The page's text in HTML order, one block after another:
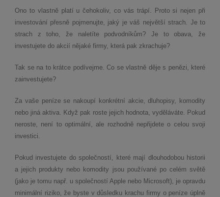
Ono to vlastně platí u čehokoliv, co vás trápí. Proto si nejen při
investování přesně pojmenujte, jaký je váš největší strach. Je to
strach z toho, že naletíte podvodníkům? Je to obava, že
investujete do akcií nějaké firmy, která pak zkrachuje?
Tak se na to krátce podívejme. Co se vlastně děje s penězi, které
zainvestujete?
Za vaše peníze se nakoupí konkrétní akcie, dluhopisy, komodity
nebo jiná aktiva. Když pak roste jejich hodnota, vyděláváte. Pokud
neroste, není to optimální, ale rozhodně nepřijdete o celou svoji
investici.
Pokud investujete do společností, které mají dlouhodobou historii
a jejich produkty nebo komodity jsou používané po celém světě
(jako je tomu např. u společností Apple nebo Microsoft), je opravdu
minimální riziko, že byste v důsledku krachu firmy o peníze úplně